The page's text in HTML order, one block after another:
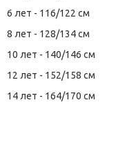
6 лет - 116/122 см
8 лет - 128/134 см
10 лет - 140/146 см
12 лет - 152/158 см
14 лет - 164/170 см